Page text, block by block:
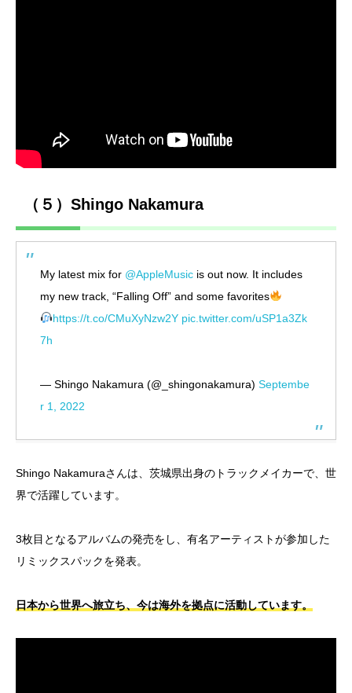
（５）Shingo Nakamura
My latest mix for @AppleMusic is out now. It includes
my new track, “Falling Off” and some favorites
https://t.co/CMuXyNzw2Y pic.twitter.com/uSP1a3Zk
7h
— Shingo Nakamura (@_shingonakamura) Septembe
r 1, 2022
Shingo Nakamuraさんは、茨城県出身のトラックメイカーで、世
界で活躍しています。
3枚目となるアルバムの発売をし、有名アーティストが参加した
リミックスパックを発表。
日本から世界へ旅立ち、今は海外を拠点に活動しています。